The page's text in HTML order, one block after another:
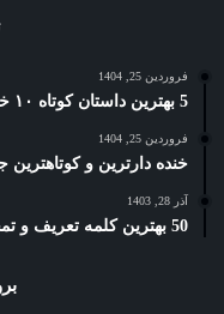
فروردین 25, 1404
5 بهترین داستان کوتاه ۱۰ خطی آموزنده (pdf رایگان)
فروردین 25, 1404
خنده دارترین و کوتاهترین جوک برای
آذر 28, 1403
50 بهترین کلمه تعریف و تمجید فارسی+ نکات و حقایق